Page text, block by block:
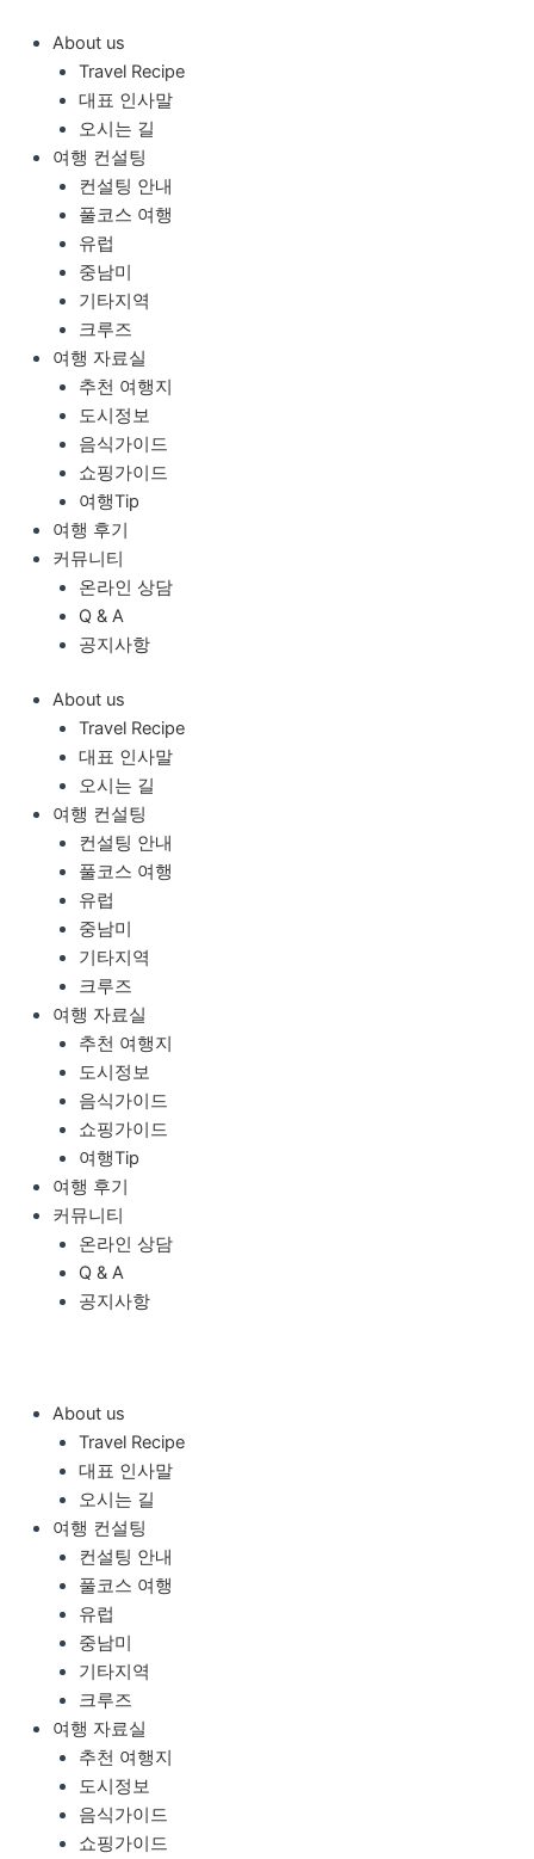
About us
Travel Recipe
대표 인사말
오시는 길
여행 컨설팅
컨설팅 안내
풀코스 여행
유럽
중남미
기타지역
크루즈
여행 자료실
추천 여행지
도시정보
음식가이드
쇼핑가이드
여행Tip
여행 후기
커뮤니티
온라인 상담
Q & A
공지사항
About us
Travel Recipe
대표 인사말
오시는 길
여행 컨설팅
컨설팅 안내
풀코스 여행
유럽
중남미
기타지역
크루즈
여행 자료실
추천 여행지
도시정보
음식가이드
쇼핑가이드
여행Tip
여행 후기
커뮤니티
온라인 상담
Q & A
공지사항
About us
Travel Recipe
대표 인사말
오시는 길
여행 컨설팅
컨설팅 안내
풀코스 여행
유럽
중남미
기타지역
크루즈
여행 자료실
추천 여행지
도시정보
음식가이드
쇼핑가이드